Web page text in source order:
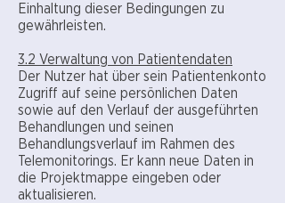
Einhaltung dieser Bedingungen zu
gewährleisten.
3.2 Verwaltung von Patientendaten
Der Nutzer hat über sein Patientenkonto
Zugriff auf seine persönlichen Daten
sowie auf den Verlauf der ausgeführten
Behandlungen und seinen
Behandlungsverlauf im Rahmen des
Telemonitorings. Er kann neue Daten in
die Projektmappe eingeben oder
aktualisieren.